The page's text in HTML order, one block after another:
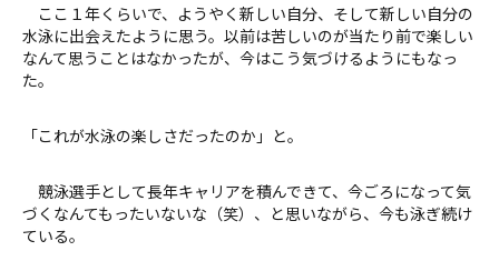
ここ１年くらいで、ようやく新しい自分、そして新しい自分の
水泳に出会えたように思う。以前は苦しいのが当たり前で楽しい
なんて思うことはなかったが、今はこう気づけるようにもなっ
た。
「これが水泳の楽しさだったのか」と。
競泳選手として長年キャリアを積んできて、今ごろになって気
づくなんてもったいないな（笑）、と思いながら、今も泳ぎ続け
ている。